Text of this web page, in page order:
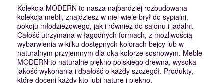
Kolekcja MODERN to nasza najbardziej rozbudowana
kolekcja mebli, znajdziesz w niej wiele brył do sypialni,
pokoju młodzieżowego, jak i również do salonu i jadalni.
Całość utrzymana w łagodnych formach, z możliwością
wybarwienia w kilku dostępnych kolorach bejcy lub w
naturalnym przyjemnym dla oka kolorze sosnowym. Meble
MODERN to naturalne piękno polskiego drewna, wysoka
jakość wykonania i dbałość o każdy szczegół. Produkty,
które doceni każdy kto lubi naturę i piękno.